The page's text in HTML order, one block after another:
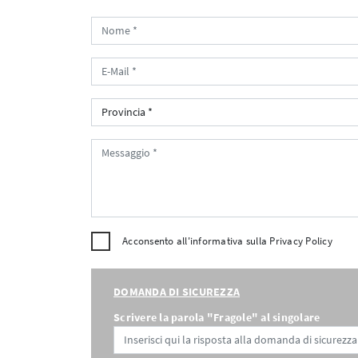
Acconsento all'informativa sulla Privacy Policy
DOMANDA DI SICUREZZA
Scrivere la parola "Fragole" al singolare